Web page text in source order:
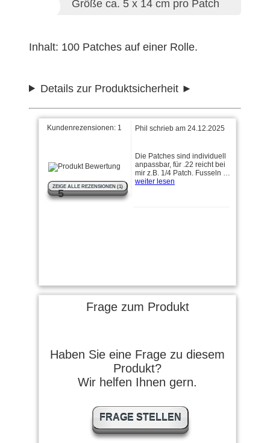
Größe ca. 5 x 14 cm pro Patch
Inhalt: 100 Patches auf einer Rolle.
Details zur Produktsicherheit
Kundenrezensionen: 1
5
ZEIGE ALLE REZENSIONEN (1)
Phil schrieb am 24.12.2025
Die Patches sind individuell
anpassbar, für .22 reicht bei
mir z.B. 1/4 Patch. Fusseln …
weiter lesen
Frage zum Produkt
Haben Sie eine Frage zu diesem
Produkt?
Wir helfen Ihnen gern.
FRAGE STELLEN